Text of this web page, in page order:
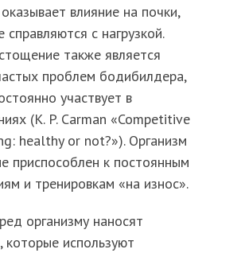
влияние на почки,
справляются с нагрузкой.
также является
проблем бодибилдера,
участвует в
(K. P. Carman «Competitive
healthy or not?»). Организм
приспособлен к постоянным
и тренировкам «на износ».
организму наносят
которые используют